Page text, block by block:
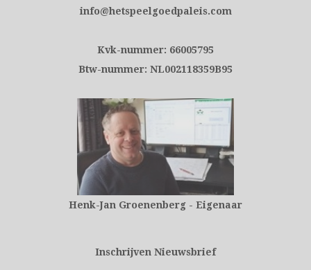
info@hetspeelgoedpaleis.com
Kvk-nummer: 66005795
Btw-nummer: NL002118359B95
Henk-Jan Groenenberg - Eigenaar
Inschrijven Nieuwsbrief